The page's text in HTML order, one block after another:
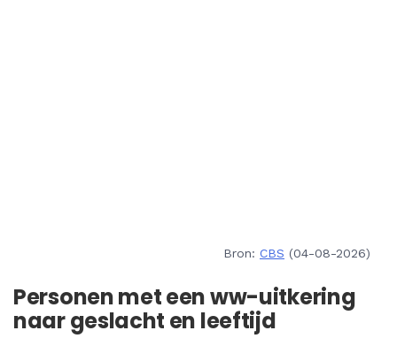
Bron: CBS (04-08-2026)
Personen met een ww-uitkering
naar geslacht en leeftijd